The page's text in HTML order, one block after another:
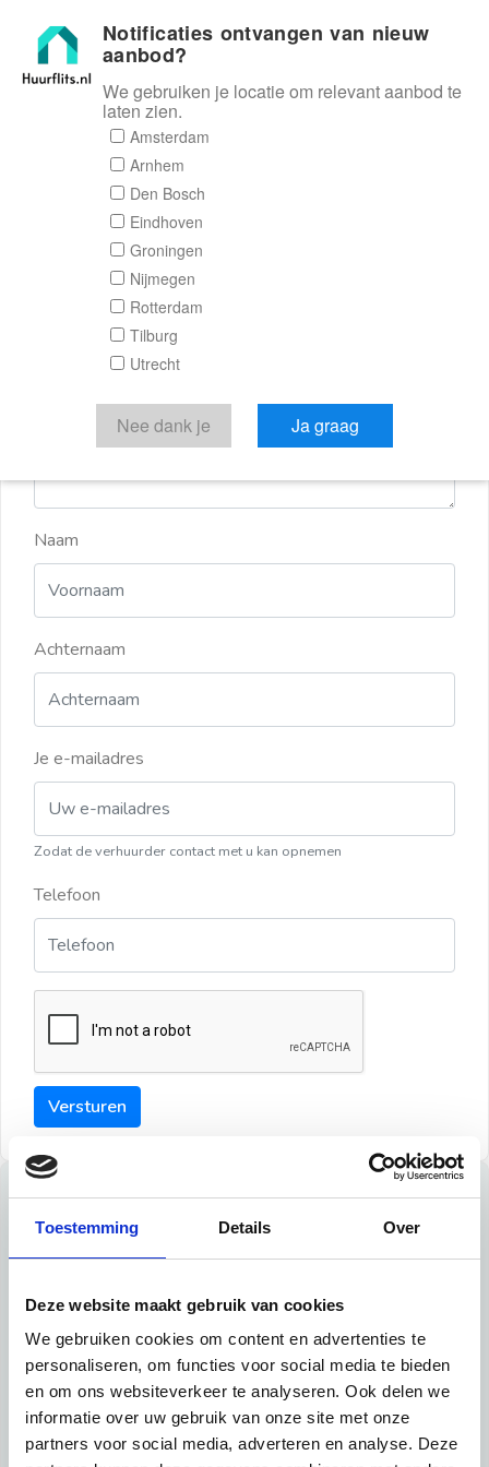
Toestemming Details Over
Deze website maakt gebruik van cookies
We gebruiken cookies om content en advertenties te
personaliseren, om functies voor social media te bieden
en om ons websiteverkeer te analyseren. Ook delen we
informatie over uw gebruik van onze site met onze
partners voor social media, adverteren en analyse. Deze
Huurflits
Reactieformulier
Huurflits
Verstuur je bericht
Door een bericht te sturen kom je in contact met de
aanbieder of makelaar van de woning.
Naam
Achternaam
Je e-mailadres
Zodat de verhuurder contact met u kan opnemen
Telefoon
Versturen
Tips
Tip 1:
Schrijf een duidelijke introductie en geef de volgende
informatie mee:
Ben je student, werkachtig of werkzoekend
Notificaties ontvangen van nieuw
aanbod?
We gebruiken je locatie om relevant aanbod te
laten zien.
Amsterdam
Arnhem
Den Bosch
Eindhoven
Groningen
Nijmegen
Rotterdam
Tilburg
Utrecht
Nee dank je Ja graag